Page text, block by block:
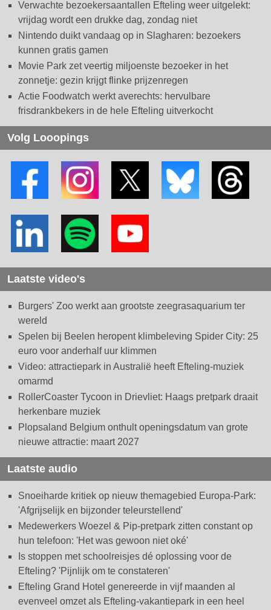
Verwachte bezoekersaantallen Efteling weer uitgelekt:
vrijdag wordt een drukke dag, zondag niet
Nintendo duikt vandaag op in Slagharen: bezoekers
kunnen gratis gamen
Movie Park zet veertig miljoenste bezoeker in het
zonnetje: gezin krijgt flinke prijzenregen
Actie Foodwatch werkt averechts: hervulbare
frisdrankbekers in de hele Efteling uitverkocht
Volg Looopings
Laatste video's
Burgers' Zoo werkt aan grootste zeegrasaquarium ter
wereld
Spelen bij Beelen heropent klimbeleving Spider City: 25
euro voor anderhalf uur klimmen
Video: attractiepark in Australië heeft Efteling-muziek
omarmd
RollerCoaster Tycoon in Drievliet: Haags pretpark draait
herkenbare muziek
Plopsaland Belgium onthult openingsdatum van grote
nieuwe attractie: maart 2027
Laatste audio
Snoeiharde kritiek op nieuw themagebied Europa-Park:
'Afgrijselijk en bijzonder teleurstellend'
Medewerkers Woezel & Pip-pretpark zitten constant op
hun telefoon: 'Het was gewoon niet oké'
Is stoppen met schoolreisjes dé oplossing voor de
Efteling? 'Pijnlijk om te constateren'
Efteling Grand Hotel genereerde in vijf maanden al
evenveel omzet als Efteling-vakantiepark in een heel